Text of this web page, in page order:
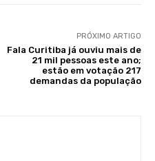
PRÓXIMO ARTIGO
Fala Curitiba já ouviu mais de
21 mil pessoas este ano;
estão em votação 217
demandas da população